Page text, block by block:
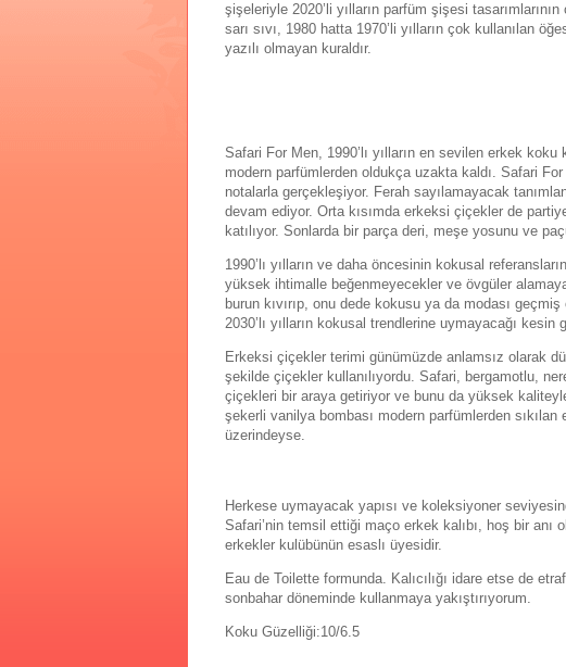
şişeleriyle 2020’li yılların parfüm şişesi
sarı sıvı, 1980 hatta 1970’li yılların çok kullanılan
yazılı olmayan kuraldır.
Safari For Men, 1990’lı yılların en sevilen erkek
modern parfümlerden oldukça uzakta kaldı. Safari
notalarla gerçekleşiyor. Ferah sayılamayacak
devam ediyor. Orta kısımda erkeksi çiçekler de
katılıyor. Sonlarda bir parça deri, meşe yosunu ve
1990’lı yılların ve daha öncesinin kokusal
yüksek ihtimalle beğenmeyecekler ve övgüler
burun kıvırıp, onu dede kokusu ya da modası
2030’lı yılların kokusal trendlerine uymayacağı
Erkeksi çiçekler terimi günümüzde anlamsız olarak
şekilde çiçekler kullanılıyordu. Safari, bergamotlu,
çiçekleri bir araya getiriyor ve bunu da yüksek
şekerli vanilya bombası modern parfümlerden
üzerindeyse.
Herkese uymayacak yapısı ve koleksiyoner
Safari’nin temsil ettiği maço erkek kalıbı, hoş bir anı
erkekler kulübünün esaslı üyesidir.
Eau de Toilette formunda. Kalıcılığı idare etse de
sonbahar döneminde kullanmaya yakıştırıyorum.
Koku Güzelliği:10/6.5